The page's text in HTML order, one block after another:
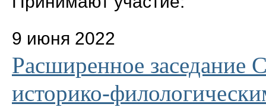
9 июня 2022
Расширенное заседание
историко-